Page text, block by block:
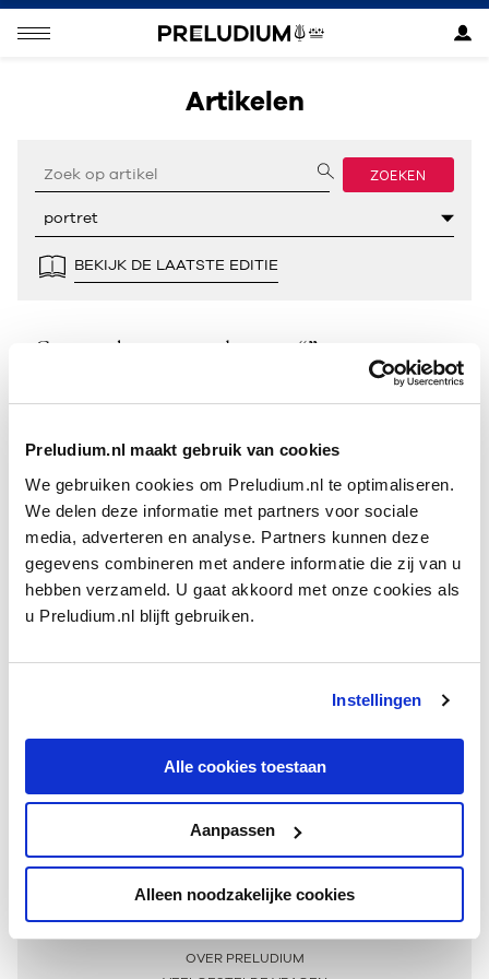
Preludium.nl maakt gebruik van cookies
We gebruiken cookies om Preludium.nl te optimaliseren.
We delen deze informatie met partners voor sociale
media, adverteren en analyse. Partners kunnen deze
gegevens combineren met andere informatie die zij van u
hebben verzameld. U gaat akkoord met onze cookies als
u Preludium.nl blijft gebruiken.
Instellingen
Alle cookies toestaan
Aanpassen
Alleen noodzakelijke cookies
Artikelen
ZOEKEN
BEKIJK DE LAATSTE EDITIE
Geen resultaten gevonden voor “”.
Meer informatie
OVER PRELUDIUM